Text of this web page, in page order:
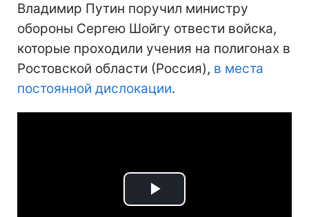
Владимир Путин поручил министру
обороны Сергею Шойгу отвести войска,
которые проходили учения на полигонах в
Ростовской области (Россия), в места
постоянной дислокации.
Play